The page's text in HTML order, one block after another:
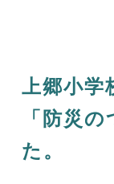
上郷小学
「防災
た。